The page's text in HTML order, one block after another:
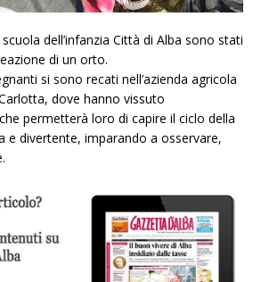
dell’infanzia Città di Alba sono stati
di un orto.
si sono recati nell’azienda agricola
dove hanno vissuto
permetterà loro di capire il ciclo della
e divertente, imparando a osservare,